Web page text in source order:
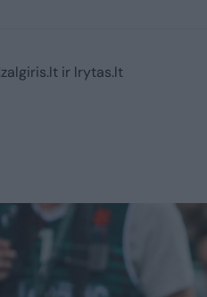
zalgiris.lt ir lrytas.lt